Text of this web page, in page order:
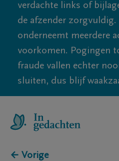
verdachte links of
de afzender zorgvuldig.
onderneemt meerdere
voorkomen. Pogingen
fraude vallen echter
sluiten, dus blijf
← Vorige